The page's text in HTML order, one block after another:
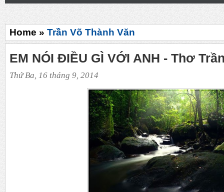
Home » Trần Võ Thành Văn
EM NÓI ĐIỀU GÌ VỚI ANH - Thơ
Thứ Ba, 16 tháng 9, 2014